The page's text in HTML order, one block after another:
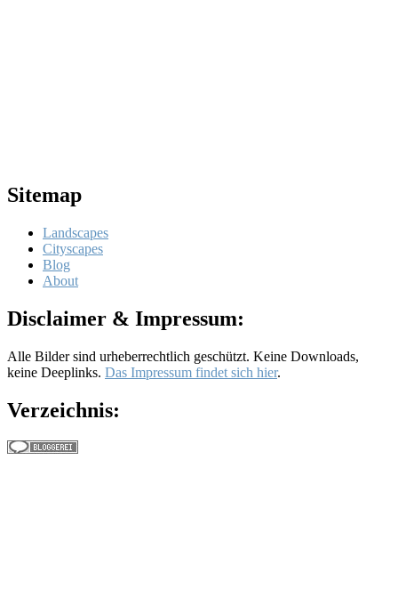
Sitemap
Landscapes
Cityscapes
Blog
About
Disclaimer & Impressum:
Alle Bilder sind urheberrechtlich geschützt. Keine Downloads,
keine Deeplinks. Das Impressum findet sich hier.
Verzeichnis: